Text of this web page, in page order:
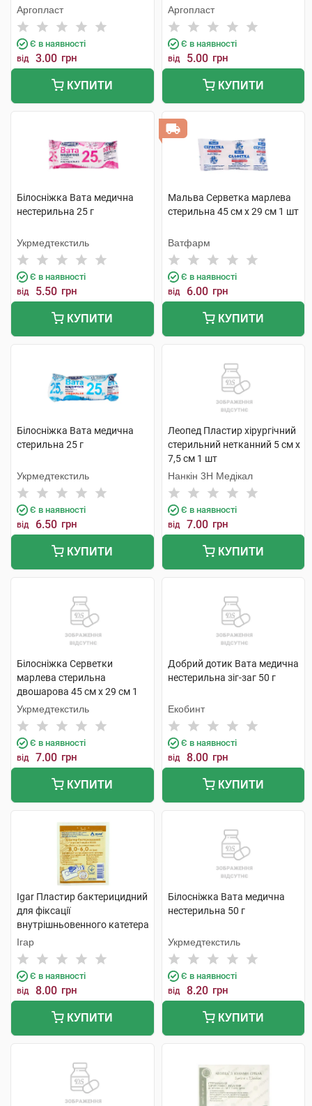
Аргопласт
Є в наявності
від 3.00 грн
КУПИТИ
шт
Аргопласт
Є в наявності
від 5.00 грн
КУПИТИ
Білосніжка Вата медична
нестерильна 25 г
Укрмедтекстиль
Є в наявності
від 5.50 грн
КУПИТИ
Мальва Серветка марлева
стерильна 45 см x 29 cм 1 шт
Ватфарм
Є в наявності
від 6.00 грн
КУПИТИ
Білосніжка Вата медична
стерильна 25 г
Укрмедтекстиль
Є в наявності
від 6.50 грн
КУПИТИ
Леопед Пластир хірургічний
стерильний нетканний 5 см х
7,5 см 1 шт
Нанкін 3H Медікал
Є в наявності
від 7.00 грн
КУПИТИ
Білосніжка Серветки
марлева стерильна
двошарова 45 см х 29 см 1
шт
Укрмедтекстиль
Є в наявності
від 7.00 грн
КУПИТИ
Добрий дотик Вата медична
нестерильна зіг-заг 50 г
Екобинт
Є в наявності
від 8.00 грн
КУПИТИ
Igar Пластир бактерицидний
для фіксації
внутрішньовенного катетера
стерильний 6 см х 8 см 1 шт
Ігар
Є в наявності
від 8.00 грн
КУПИТИ
Білосніжка Вата медична
нестерильна 50 г
Укрмедтекстиль
Є в наявності
від 8.20 грн
КУПИТИ